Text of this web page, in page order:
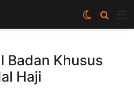
Cari
berita
Switch
skin
Badan Khusus
Haji